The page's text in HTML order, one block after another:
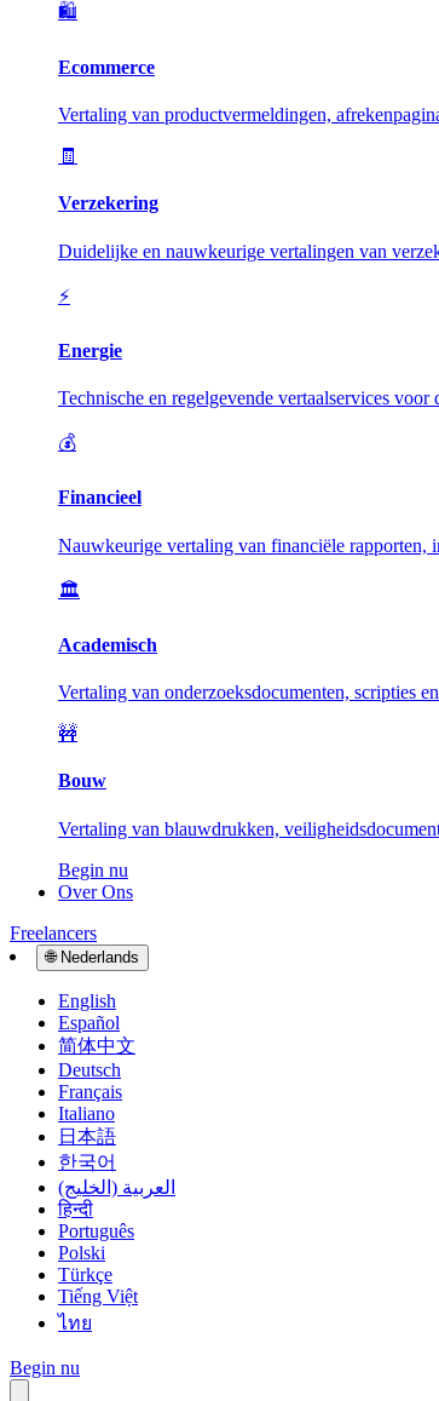
🛍️
Ecommerce
Vertaling van productvermeldingen,
🧾
Verzekering
Duidelijke en nauwkeurige vertalingen van
⚡
Energie
Technische en regelgevende vertaalservices
💰
Financieel
Nauwkeurige vertaling van financiële rapporten,
🏛️
Academisch
Vertaling van onderzoeksdocumenten, scripties
🚧
Bouw
Vertaling van blauwdrukken,
Begin nu
Over Ons
Freelancers
🌐 Nederlands
English
Español
简体中文
Deutsch
Français
Italiano
日本語
한국어
العربية (الخليج)
हिन्दी
Português
Polski
Türkçe
Tiếng Việt
ไทย
Begin nu